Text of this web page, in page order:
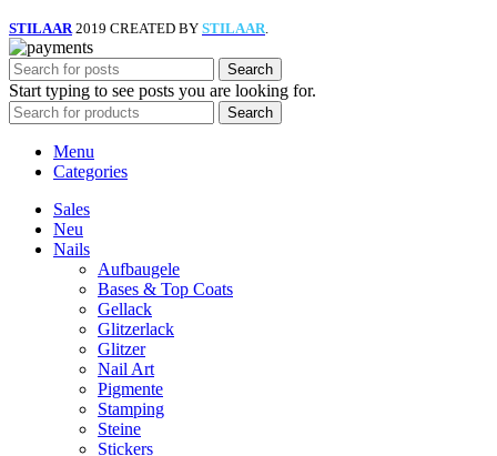
STILAAR 2019 CREATED BY STILAAR
Search
Start typing to see posts you are looking for.
Search
Menu
Categories
Sales
Neu
Nails
Aufbaugele
Bases & Top Coats
Gellack
Glitzerlack
Glitzer
Nail Art
Pigmente
Stamping
Steine
Stickers